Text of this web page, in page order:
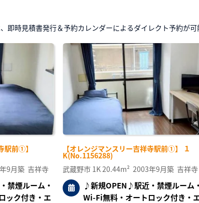
即時見積書発行＆予約カレンダーによるダイレクト予約が可
駅前①】
9月築 吉祥寺
禁煙ルーム・
ック付き・エ
【オレンジマンスリー吉祥寺駅前①】 １
K(No.1156288)
武蔵野市 1K20.44m² 2003年9月築 吉祥寺
♪新規OPEN♪駅近・禁煙ルーム・
Wi-Fi無料・オートロック付き・